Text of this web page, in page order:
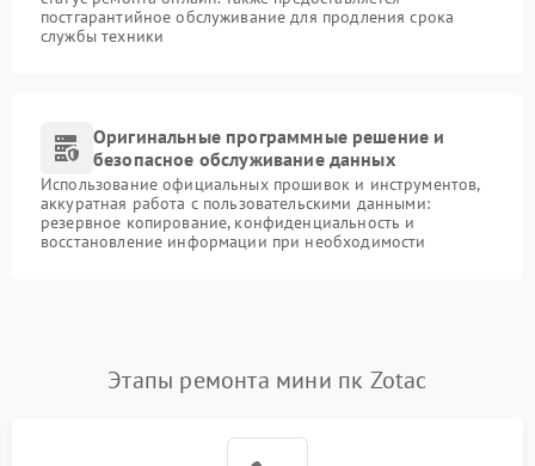
постгарантийное обслуживание для продления срока
службы техники
Оригинальные программные решение и
безопасное обслуживание данных
Использование официальных прошивок и инструментов,
аккуратная работа с пользовательскими данными:
резервное копирование, конфиденциальность и
восстановление информации при необходимости
Этапы ремонта мини пк Zotac